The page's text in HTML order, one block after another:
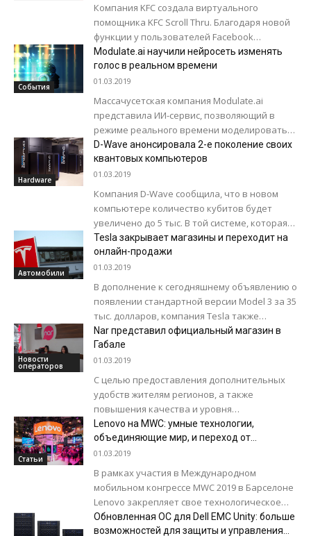
Компания KFC создала виртуального
помощника KFC Scroll Thru. Благодаря новой
функции у пользователей Facebook
появилась возможность оформить заказ в
один клик, не покидая новостную...
События
Modulate.ai научили нейросеть изменять
голос в реальном времени
01.03.2019
Массачусетская компания Modulate.ai
представила ИИ-сервис, позволяющий в
режиме реального времени моделировать
особенности голоса, в том числе говорить
голосом любой знаменитости. Modulate
использует генеративно-состязательные
сети (GAN)...
Hardware
D-Wave анонсировала 2-е поколение своих
квантовых компьютеров
01.03.2019
Компания D-Wave сообщила, что в новом
компьютере количество кубитов будет
увеличено до 5 тыс. В той системе, которая
доступна сейчас их лишь 2 тыс....
Автомобили
Tesla закрывает магазины и переходит на
онлайн-продажи
01.03.2019
В дополнение к сегодняшнему объявлению о
появлении стандартной версии Model 3 за 35
тыс. долларов, компания Tesla также
описала существенное изменение в своей
стратегии...
Новости
операторов
Nar представил официальный магазин в
Габале
01.03.2019
С целью предоставления дополнительных
удобств жителям регионов, а также
повышения качества и уровня
предоставляемых им услуг, Nar продолжает
увеличивать количество своих магазинов.
Очередной официальный...
Статьи
Lenovo на MWC: умные технологии,
объединяющие мир, и переход от
устройств к центрам данных
01.03.2019
В рамках участия в Международном
мобильном конгрессе MWC 2019 в Барселоне
Lenovo закрепляет свое технологическое
видение: компания стремится предоставить
большему количеству людей доступ к...
Обновленная OС для Dell EMC Unity: больше
возможностей для защиты и управления